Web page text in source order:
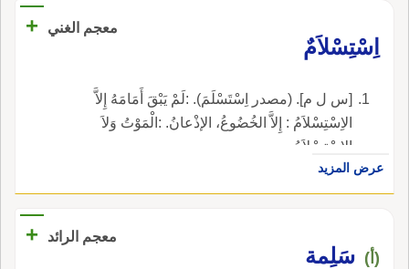
معجم الغني
+
اِسْتِسْلاَمٌ
[س ل م]. (مصدر اِسْتَسْلَمَ). :لَمْ يَبْقَ أَمَامَهُ إِلاَّ
الاِسْتِسْلاَمُ : إِلاَّ الخُضُوعُ، الإذْعانُ. :الْمَوْتُ وَلاَ
الاِسْتِسْلاَمُ.
عرض المزيد
معجم الرائد +
(أ) سَلِمة